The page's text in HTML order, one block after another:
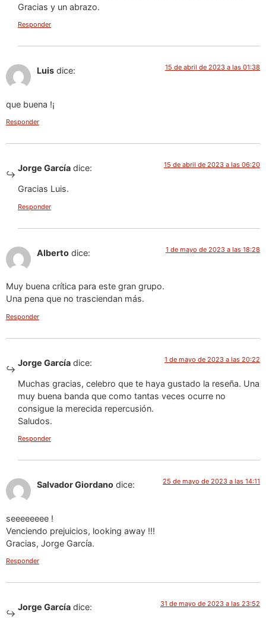
Gracias y un abrazo.
Responder
Luis dice: 15 de abril de 2023 a las 01:38
que buena !¡
Responder
Jorge García dice: 15 de abril de 2023 a las 06:20
Gracias Luis.
Responder
Alberto dice: 1 de mayo de 2023 a las 18:28
Muy buena crítica para este gran grupo.
Una pena que no trasciendan más.
Responder
Jorge García dice: 1 de mayo de 2023 a las 20:22
Muchas gracias, celebro que te haya gustado la reseña. Una
muy buena banda que como tantas veces ocurre no
consigue la merecida repercusión.
Saludos.
Responder
Salvador Giordano dice: 25 de mayo de 2023 a las 14:11
seeeeeeee !
Venciendo prejuicios, looking away !!!
Gracias, Jorge García.
Responder
Jorge García dice: 31 de mayo de 2023 a las 23:52